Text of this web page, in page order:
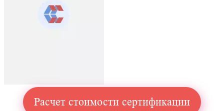
Расчет стоимости сертификации